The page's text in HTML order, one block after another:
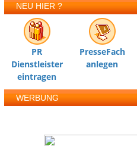
NEU HIER ?
PR
Dienstleister
eintragen
PresseFach
anlegen
WERBUNG